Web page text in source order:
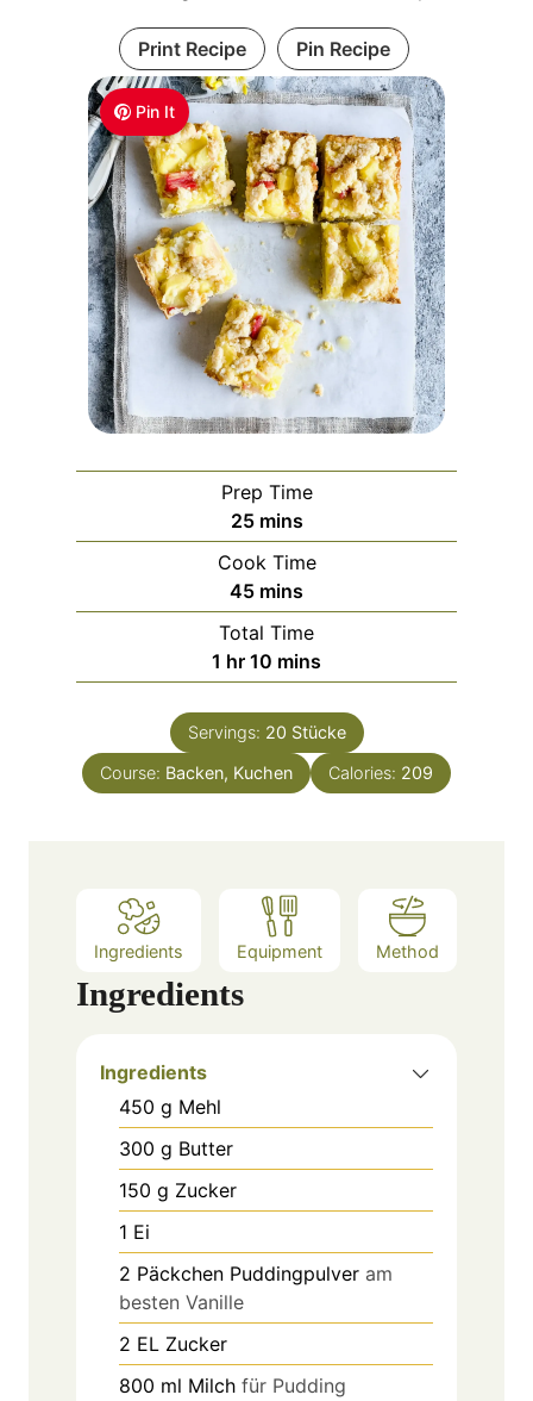
Pin It
Print Recipe Pin Recipe
Prep Time
25m
i
n
u
t
e
s
mins
Cook Time
45m
i
n
u
e
mins
Total Time
1 h
o
u
r
hr 10 m
i
n
u
t
mins
Servings: 20 Stücke
Course: Backen, Kuchen Calories: 209
Ingredients Equipment Method
Ingredients
Ingredients
450 g Mehl
300 g Butter
150 g Zucker
1 Ei
2 Päckchen Puddingpulver am
besten Vanille
2 EL Zucker
800 ml Milch für Pudding